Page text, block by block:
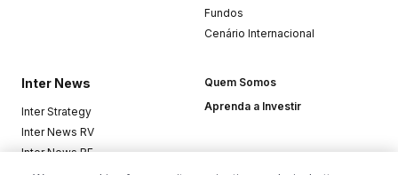
Fundos
Cenário Internacional
Inter News
Inter Strategy
Inter News RV
Inter News RF
Quem Somos
Aprenda a Investir